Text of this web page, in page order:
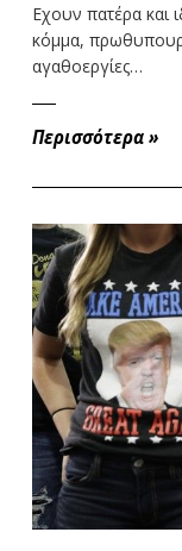
Εχουν πατέρα και
κόμμα,
αγαθοεργίες…
Περισσότερα »